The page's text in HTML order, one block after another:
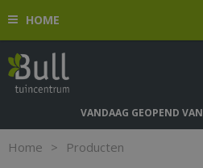
n
o
HOME
Home > Producten
VANDAAG GEOPEND VAN